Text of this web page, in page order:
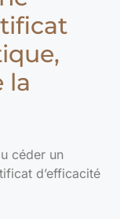
la
céder un
d’efficacité